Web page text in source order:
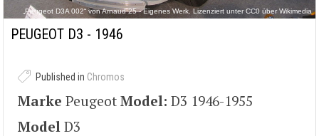
„Peugeot D3A 002“ von Arnaud 25 - Eigenes Werk. Lizenziert unter CC0 über Wikimedia
Commons -
PEUGEOT D3 - 1946
Published in Chromos
Marke Peugeot Model: D3 1946-1955
Model D3